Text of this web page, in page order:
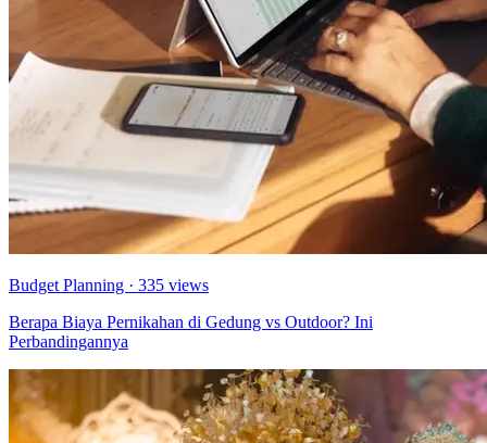
Budget Planning · 335 views
Berapa Biaya Pernikahan di Gedung vs Outdoor? Ini
Perbandingannya